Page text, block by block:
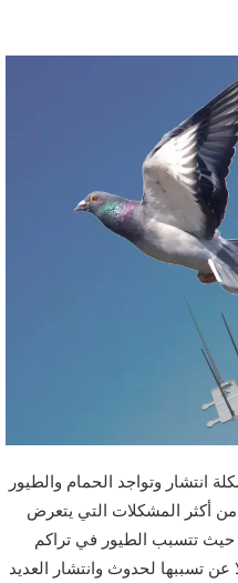
انتشار وتواجد الحمام والطيور
أكثر المشكلات التي يتعرض
حيث تتسبب الطيور في تراكم
عن تسببها لحدوث وانتشار العديد